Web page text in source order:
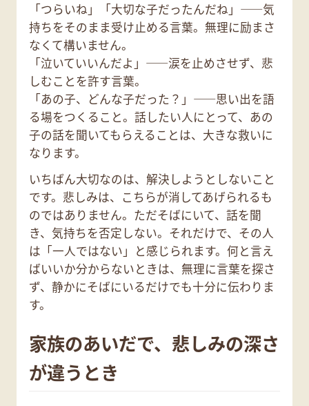
「つらいね」「大切な子だったんだね」——気
持ちをそのまま受け止める言葉。無理に励まさ
なくて構いません。
「泣いていいんだよ」——涙を止めさせず、悲
しむことを許す言葉。
「あの子、どんな子だった？」——思い出を語
る場をつくること。話したい人にとって、あの
子の話を聞いてもらえることは、大きな救いに
なります。
いちばん大切なのは、解決しようとしないこと
です。悲しみは、こちらが消してあげられるも
のではありません。ただそばにいて、話を聞
き、気持ちを否定しない。それだけで、その人
は「一人ではない」と感じられます。何と言え
ばいいか分からないときは、無理に言葉を探さ
ず、静かにそばにいるだけでも十分に伝わりま
す。
家族のあいだで、悲しみの深さ
が違うとき